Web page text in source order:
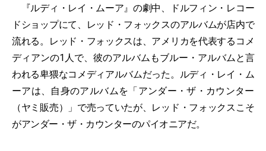
『ルディ・レイ・ムーア』の劇中、ドルフィン・レコー
ドショップにて、レッド・フォックスのアルバムが店内で
流れる。レッド・フォックスは、アメリカを代表するコメ
ディアンの1人で、彼のアルバムもブルー・アルバムと言
われる卑猥なコメディアルバムだった。ルディ・レイ・ム
ーアは、自身のアルバムを「アンダー・ザ・カウンター
（ヤミ販売）」で売っていたが、レッド・フォックスこそ
がアンダー・ザ・カウンターのパイオニアだ。